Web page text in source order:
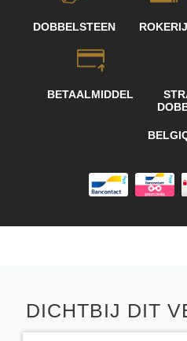
DOBBELSTEEN ROKERIJ
BETAALMIDDEL
DICHTBIJ DIT